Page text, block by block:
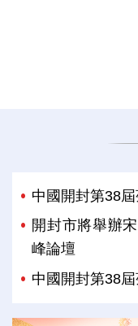
中國開封第38
開封市將舉辦
峰論壇
中國開封第38